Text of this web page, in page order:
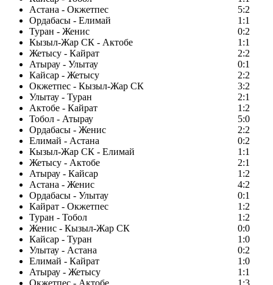
Астана - Окжетпес
5:2
Ордабасы - Елимай
1:1
Туран - Женис
0:2
Кызыл-Жар СК - Актобе
1:1
Жетысу - Кайрат
2:2
Атырау - Улытау
0:1
Кайсар - Жетысу
2:2
Окжетпес - Кызыл-Жар СК
3:2
Улытау - Туран
2:1
Актобе - Кайрат
1:2
Тобол - Атырау
5:0
Ордабасы - Женис
2:2
Елимай - Астана
0:2
Кызыл-Жар СК - Елимай
1:1
Жетысу - Актобе
2:1
Атырау - Кайсар
1:2
Астана - Женис
4:2
Ордабасы - Улытау
0:1
Кайрат - Окжетпес
1:2
Туран - Тобол
1:2
Женис - Кызыл-Жар СК
0:0
Кайсар - Туран
1:0
Улытау - Астана
0:2
Елимай - Кайрат
1:0
Атырау - Жетысу
1:1